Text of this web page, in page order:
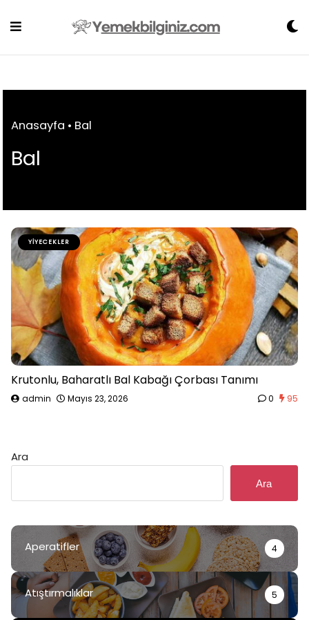
Anasayfa • Bal
Bal
YIYECEKLER
Krutonlu, Baharatlı Bal Kabağı Çorbası Tanımı
admin Mayıs 23, 2026 0 95
Ara
Ara
Aperatifler 4
Atıştırmalıklar 5